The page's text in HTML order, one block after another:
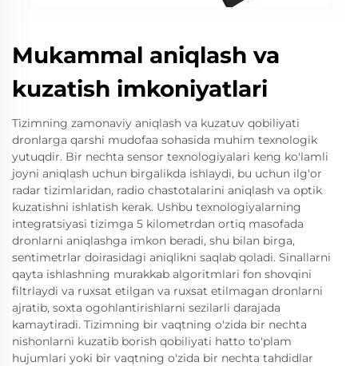
Mukammal aniqlash va
kuzatish imkoniyatlari
Tizimning zamonaviy aniqlash va kuzatuv qobiliyati
dronlarga qarshi mudofaa sohasida muhim texnologik
yutuqdir. Bir nechta sensor texnologiyalari keng ko'lamli
joyni aniqlash uchun birgalikda ishlaydi, bu uchun ilg'or
radar tizimlaridan, radio chastotalarini aniqlash va optik
kuzatishni ishlatish kerak. Ushbu texnologiyalarning
integratsiyasi tizimga 5 kilometrdan ortiq masofada
dronlarni aniqlashga imkon beradi, shu bilan birga,
sentimetrlar doirasidagi aniqlikni saqlab qoladi. Sinallarni
qayta ishlashning murakkab algoritmlari fon shovqini
filtrlaydi va ruxsat etilgan va ruxsat etilmagan dronlarni
ajratib, soxta ogohlantirishlarni sezilarli darajada
kamaytiradi. Tizimning bir vaqtning o'zida bir nechta
nishonlarni kuzatib borish qobiliyati hatto to'plam
hujumlari yoki bir vaqtning o'zida bir nechta tahdidlar